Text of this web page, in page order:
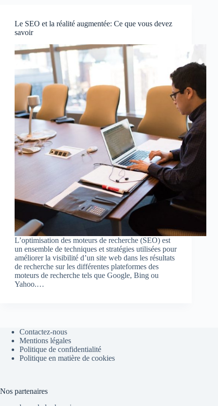
Le SEO et la réalité augmentée: Ce que vous devez
savoir
L’optimisation des moteurs de recherche (SEO) est
un ensemble de techniques et stratégies utilisées pour
améliorer la visibilité d’un site web dans les résultats
de recherche sur les différentes plateformes des
moteurs de recherche tels que Google, Bing ou
Yahoo.…
Contactez-nous
Mentions légales
Politique de confidentialité
Politique en matière de cookies
Nos partenaires